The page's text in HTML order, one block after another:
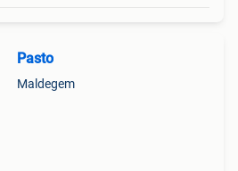
Pasto
Maldegem